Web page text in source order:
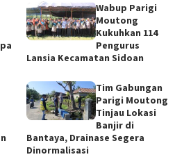
Wabup Parigi
Moutong
Kukuhkan 114
Pengurus
Lansia Kecamatan Sidoan
Tim Gabungan
Parigi Moutong
Tinjau Lokasi
Banjir di
Bantaya, Drainase Segera
Dinormalisasi